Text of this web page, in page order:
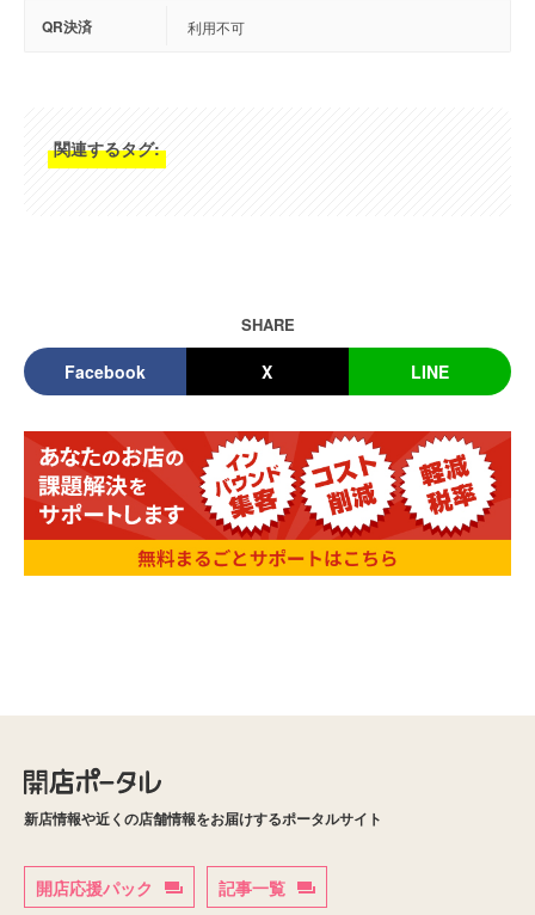
QR決済 利用不可
関連するタグ:
SHARE
Facebook X LINE
新店情報や近くの店舗情報をお届けするポータルサイト
開店応援パック 記事一覧